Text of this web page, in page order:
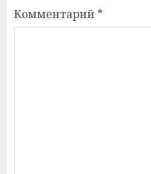
Комментарий *